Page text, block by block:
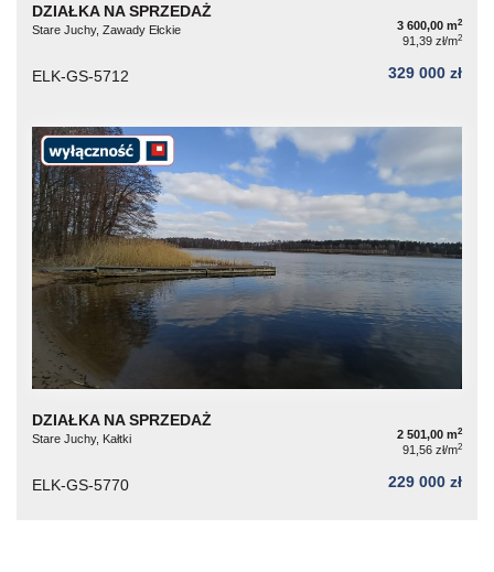
DZIAŁKA NA SPRZEDAŻ
Stare Juchy, Zawady Ełckie 3 600,00 m2
91,39 zł/m2
ELK-GS-5712 329 000 zł
DZIAŁKA NA SPRZEDAŻ
Stare Juchy, Kałtki 2 501,00 m2
91,56 zł/m2
ELK-GS-5770 229 000 zł